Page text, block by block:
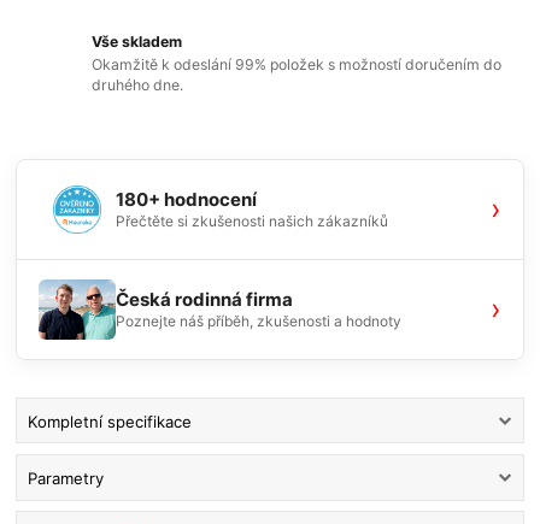
Vše skladem
Okamžitě k odeslání 99% položek s možností doručením do
druhého dne.
180+ hodnocení
Přečtěte si zkušenosti našich zákazníků ›
Česká rodinná firma
Poznejte náš příběh, zkušenosti a hodnoty ›
Kompletní specifikace
Parametry